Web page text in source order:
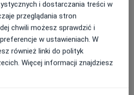
Jarząbek
Psychoterapeuta certyfikowany
1 opinia
Majewska
i dostarczania treści w
przeglądania stron
chwili możesz sprawdzić i
w ustawieniach. W
również linki do polityk
Więcej informacji znajdziesz